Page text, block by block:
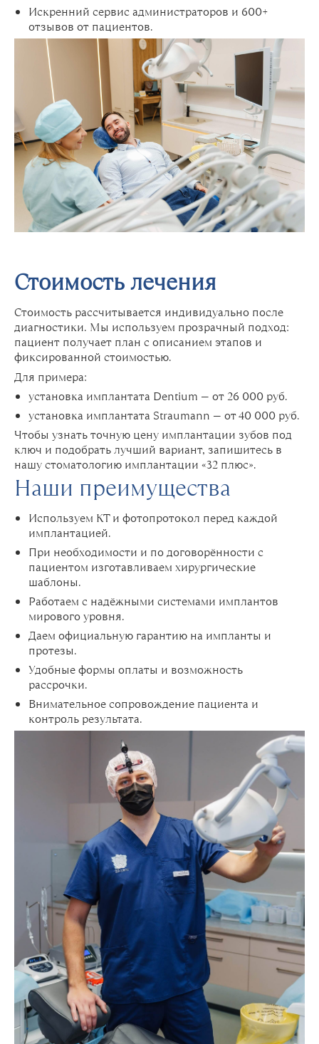
Искренний сервис администраторов и 600+
отзывов от пациентов.
Стоимость лечения
Стоимость рассчитывается индивидуально после
диагностики. Мы используем прозрачный подход:
пациент получает план с описанием этапов и
фиксированной стоимостью.
Для примера:
установка имплантата Dentium — от 26 000 руб.
установка имплантата Straumann — от 40 000 руб.
Чтобы узнать точную цену имплантации зубов под
ключ и подобрать лучший вариант, запишитесь в
нашу стоматологию имплантации «32 плюс».
Наши преимущества
Используем КТ и фотопротокол перед каждой
имплантацией.
При необходимости и по договорённости с
пациентом изготавливаем хирургические
шаблоны.
Работаем с надёжными системами имплантов
мирового уровня.
Даем официальную гарантию на импланты и
протезы.
Удобные формы оплаты и возможность
рассрочки.
Внимательное сопровождение пациента и
контроль результата.